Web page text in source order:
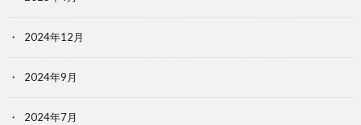
2024年12月
2024年9月
2024年7月